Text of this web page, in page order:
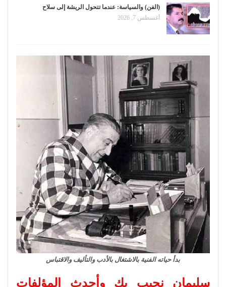
(الفن) والسياسة: عندما تتحول الريشة إلى سلاح
أغسطس 7, 2026
بدأ حياته الفنية بالاشتغال بالأدب والتأليف والاقتباس
سليمان نجيب بك وأحدث المؤلفات